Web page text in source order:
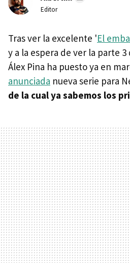
Editor
Tras ver la excelente 'El
y a la espera de ver la parte 3
Álex Pina ha puesto ya en
anunciada nueva serie para
de la cual ya sabemos los